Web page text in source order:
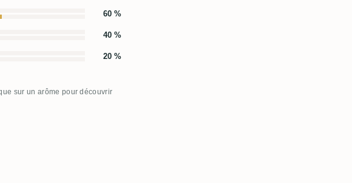
60 %
40 %
20 %
sur un arôme pour découvrir